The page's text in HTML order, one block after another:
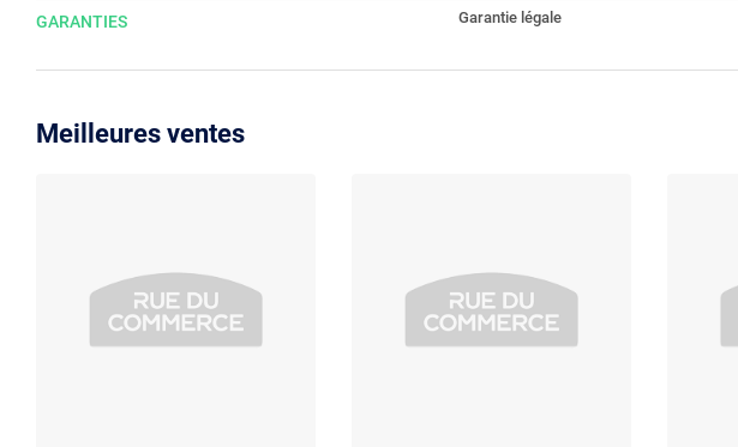
GARANTIES Garantie légale
Meilleures ventes